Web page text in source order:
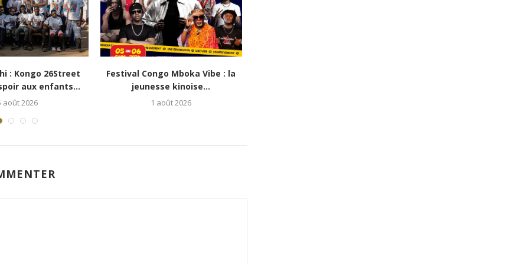
Miteyo : «
doit...
23 juillet 2026
Côte d’Ivoire : « Naiké », l’oeuvre
magistrale...
20 juillet 2026